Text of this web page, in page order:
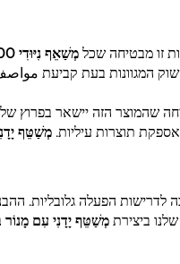
זו מבטיחה שכל מְשַׁאֵף נִיּוּדִי 200 וואט
שהמוצר הזה יישאר בפרוץ של
תוצרות עיליות. מְשַׁטֵּף
הפעלה גלובליות.
ביצירת מְשַׁטֵּף יָדָנִי עִם מָנוֹר